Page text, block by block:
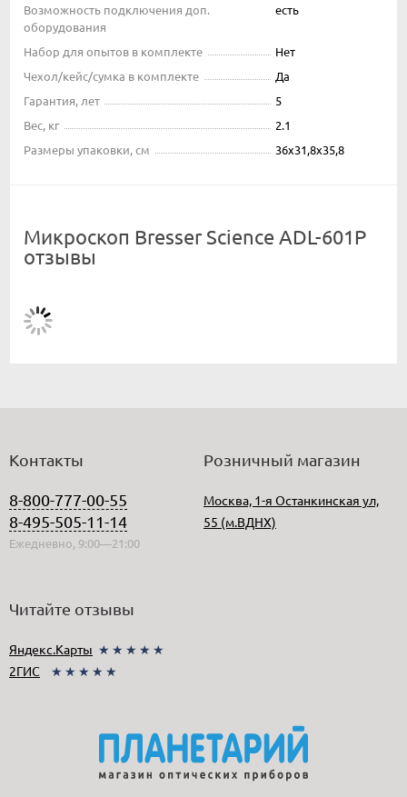
Возможность подключения доп.
оборудования
есть
Набор для опытов в комплекте
Нет
Чехол/кейс/сумка в комплекте
Да
Гарантия, лет
5
Вес, кг
2.1
Размеры упаковки, см
36х31,8х35,8
Микроскоп Bresser Science ADL-601P
отзывы
Контакты
8-800-777-00-55
8-495-505-11-14
Ежедневно, 9:00—21:00
Розничный магазин
Москва, 1-я Останкинская ул,
55 (м.ВДНХ)
Читайте отзывы
Яндекс.Карты ★★★★★
2ГИС
★★★★★